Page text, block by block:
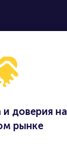
доверия на
рынке